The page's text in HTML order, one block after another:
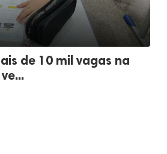
de 10 mil vagas na